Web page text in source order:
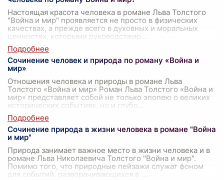
Настоящая красота человека в романе Льва Толстого
"Война и мир" проявляется не просто в физических
качествах, а прежде всего в духовных и моральных
ценностях, которыми руководствую
Сочинение человек и природа по роману «Война и
мир»
Отношения человека и природы в романе Льва
Толстого «Война и мир» Роман Льва Толстого «Война и
мир» представляет собой не только эпопею о великих
исторических событиях, но и глубо
Сочинение природа в жизни человека в романе "Война
и мир"
Природа занимает важное место в жизни человека и в
романе Льва Николаевича Толстого "Война и мир".
Помимо того, что природные пейзажи служат фоном
для событий, разворачивающихся в